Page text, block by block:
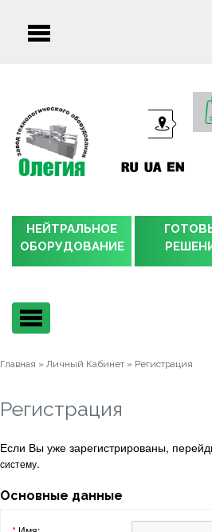
Main
НЕЙТРАЛЬНОЕ
ОБОРУДОВАНИЕ
Main
menu
Главная » Личный Кабинет » Регистрация
Регистрация
Если Вы уже зарегистрированы,
систему.
Основные данные